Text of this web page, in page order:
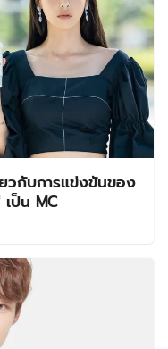
วกับการแข่งขันของ
ป็น MC